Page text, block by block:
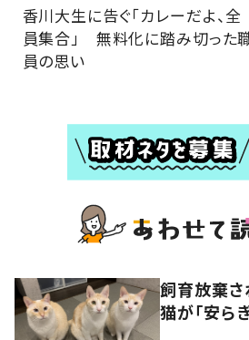
香川大生に告ぐ「カレーだよ、全
員集合」 無料化に踏み切った
員の思い
飼育放棄
猫が「安ら